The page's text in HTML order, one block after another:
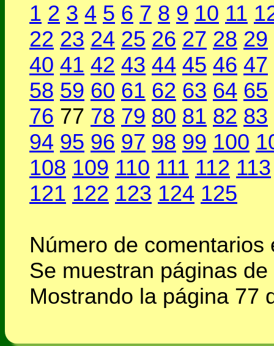
1 2 3 4 5 6 7 8 9 10 11
22 23 24 25 26 27 28 29
40 41 42 43 44 45 46 47
58 59 60 61 62 63 64 65
76 77 78 79 80 81 82 83
94 95 96 97 98 99 100
108 109 110 111 112 113
121 122 123 124 125
Número de
Se muestran páginas
Mostrando la página 77